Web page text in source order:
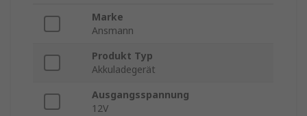
Marke
Ansmann
Produkt Typ
Akkuladegerät
Ausgangsspannung
12V